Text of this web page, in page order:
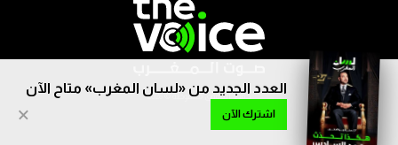
العدد الجديد من «لسان المغرب» متاح الآن
اشترك الآن ×
جميع الحقوق محفوظة © 2026